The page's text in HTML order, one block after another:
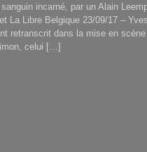
incarné, par un Alain
La Libre Belgique 23/09/17 –
retranscrit dans la mise en
celui […]